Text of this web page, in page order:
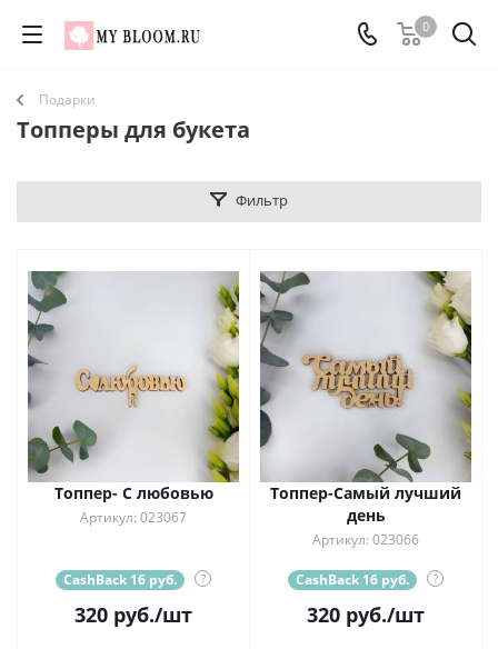
0
Подарки
Топперы для букета
Фильтр
Топпер- С любовью
Артикул: 023067
CashBack 16 руб. ?
320 руб./шт
Топпер-Самый лучший
день
Артикул: 023066
CashBack 16 руб. ?
320 руб./шт